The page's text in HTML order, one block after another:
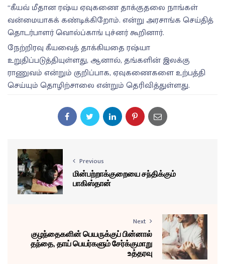
“கீயவ் மீதான ரஷ்ய ஏவுகணை தாக்குதலை நாங்கள்
வன்மையாகக் கண்டிக்கிறோம். என்று அரசாங்க செய்தித்
தொடர்பாளர் வொல்ப்காங் புச்னர் கூறினார்.
நேற்றிரவு கீயவைத் தாக்கியதை ரஷ்யா
உறுதிப்படுத்தியுள்ளது, ஆனால், தங்களின் இலக்கு
ராணுவம் என்றும் குறிப்பாக, ஏவுகணைகளை உற்பத்தி
செய்யும் தொழிற்சாலை என்றும் தெரிவித்துள்ளது.
Previous
மின்பற்றாக்குறையை சந்திக்கும்
பாகிஸ்தான்
Next
குழந்தைகளின் பெயருக்குப் பின்னால்
தந்தை, தாய் பெயர்களும் சேர்க்குமாறு
உத்தரவு